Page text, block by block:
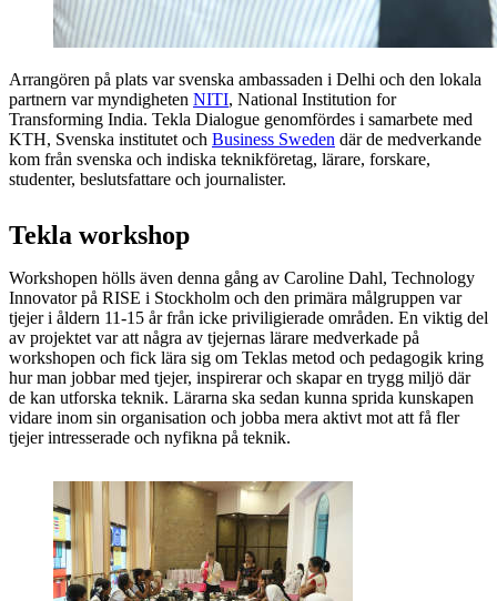
Arrangören på plats var svenska ambassaden i Delhi och den lokala
partnern var myndigheten NITI, National Institution for
Transforming India. Tekla Dialogue genomfördes i samarbete med
KTH, Svenska institutet och Business Sweden där de medverkande
kom från svenska och indiska teknikföretag, lärare, forskare,
studenter, beslutsfattare och journalister.
Tekla workshop
Workshopen hölls även denna gång av Caroline Dahl, Technology
Innovator på RISE i Stockholm och den primära målgruppen var
tjejer i åldern 11-15 år från icke priviligierade områden. En viktig del
av projektet var att några av tjejernas lärare medverkade på
workshopen och fick lära sig om Teklas metod och pedagogik kring
hur man jobbar med tjejer, inspirerar och skapar en trygg miljö där
de kan utforska teknik. Lärarna ska sedan kunna sprida kunskapen
vidare inom sin organisation och jobba mera aktivt mot att få fler
tjejer intresserade och nyfikna på teknik.